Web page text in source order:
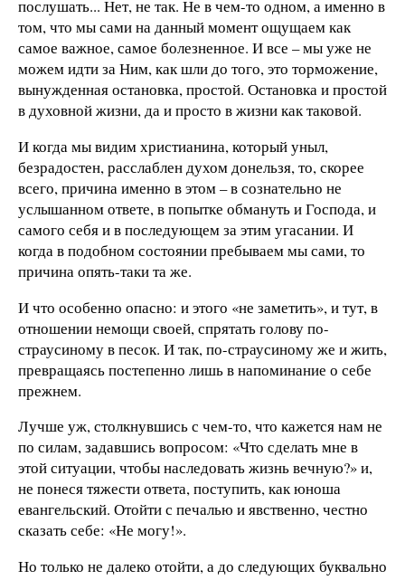
послушать... Нет, не так. Не в чем-то одном, а именно в
том, что мы сами на данный момент ощущаем как
самое важное, самое болезненное. И все – мы уже не
можем идти за Ним, как шли до того, это торможение,
вынужденная остановка, простой. Остановка и простой
в духовной жизни, да и просто в жизни как таковой.
И когда мы видим христианина, который уныл,
безрадостен, расслаблен духом донельзя, то, скорее
всего, причина именно в этом – в сознательно не
услышанном ответе, в попытке обмануть и Господа, и
самого себя и в последующем за этим угасании. И
когда в подобном состоянии пребываем мы сами, то
причина опять-таки та же.
И что особенно опасно: и этого «не заметить», и тут, в
отношении немощи своей, спрятать голову по-
страусиному в песок. И так, по-страусиному же и жить,
превращаясь постепенно лишь в напоминание о себе
прежнем.
Лучше уж, столкнувшись с чем-то, что кажется нам не
по силам, задавшись вопросом: «Что сделать мне в
этой ситуации, чтобы наследовать жизнь вечную?» и,
не понеся тяжести ответа, поступить, как юноша
евангельский. Отойти с печалью и явственно, честно
сказать себе: «Не могу!».
Но только не далеко отойти, а до следующих буквально